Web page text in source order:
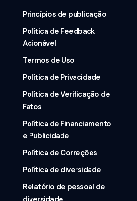
Princípios de publicação
Política de Feedback
Acionável
Termos de Uso
Política de Privacidade
Política de Verificação de
Fatos
Política de Financiamento
e Publicidade
Política de Correções
Política de diversidade
Relatório de pessoal de
diversidade